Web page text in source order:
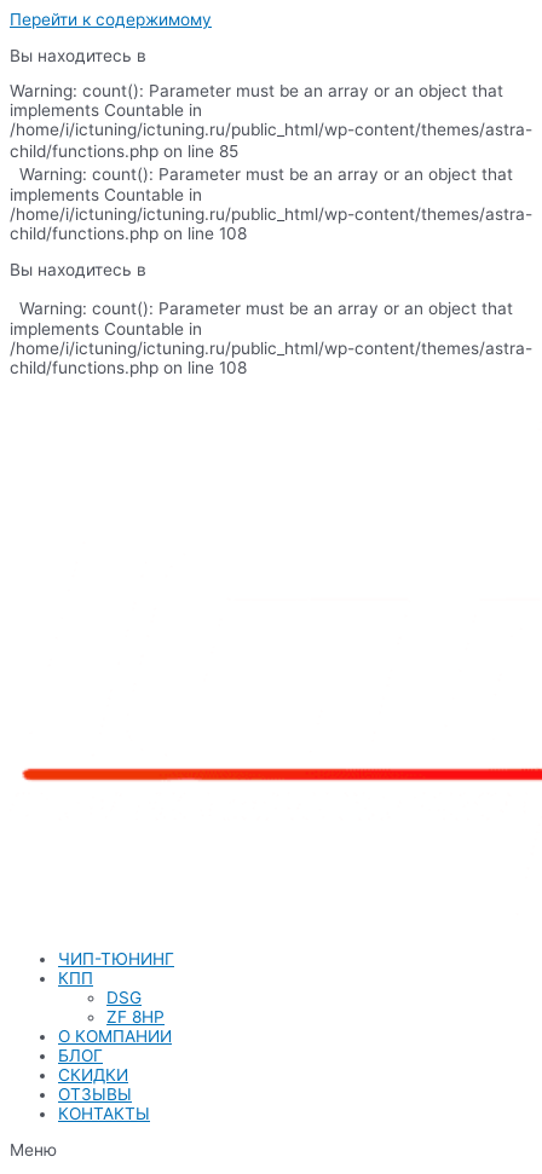
Перейти к содержимому
Вы находитесь в
Warning: count(): Parameter must be an array or an object that
implements Countable in
/home/i/ictuning/ictuning.ru/public_html/wp-content/themes/astra-
child/functions.php on line 85
Warning: count(): Parameter must be an array or an object that
implements Countable in
/home/i/ictuning/ictuning.ru/public_html/wp-content/themes/astra-
child/functions.php on line 108
Вы находитесь в
Warning: count(): Parameter must be an array or an object that
implements Countable in
/home/i/ictuning/ictuning.ru/public_html/wp-content/themes/astra-
child/functions.php on line 108
ЧИП-ТЮНИНГ
КПП
DSG
ZF 8HP
О КОМПАНИИ
БЛОГ
СКИДКИ
ОТЗЫВЫ
КОНТАКТЫ
Меню